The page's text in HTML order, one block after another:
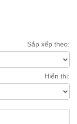
Sắp xếp theo:
Hiển thị: